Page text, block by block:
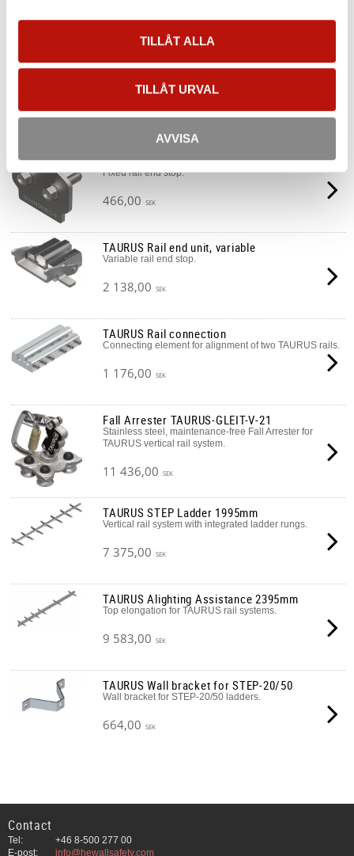
TILLÅT ALLA
TILLÅT URVAL
AVVISA
CE EN 353-1
TAURUS Rail end unit, fixed
Fixed rail end stop.
466,00 SEK
TAURUS Rail end unit, variable
Variable rail end stop.
2 138,00 SEK
TAURUS Rail connection
Connecting element for alignment of two TAURUS rails.
1 176,00 SEK
Fall Arrester TAURUS-GLEIT-V-21
Stainless steel, maintenance-free Fall Arrester for
TAURUS vertical rail system.
11 436,00 SEK
TAURUS STEP Ladder 1995mm
Vertical rail system with integrated ladder rungs.
7 375,00 SEK
TAURUS Alighting Assistance 2395mm
Top elongation for TAURUS rail systems.
9 583,00 SEK
TAURUS Wall bracket for STEP-20/50
Wall bracket for STEP-20/50 ladders.
664,00 SEK
Contact
Tel:
+46 8-500 277 00
E-post:
info@hewallsafety.com